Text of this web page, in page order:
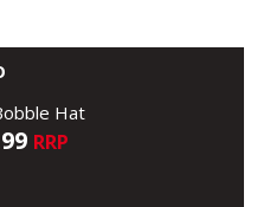
Hat
RRP